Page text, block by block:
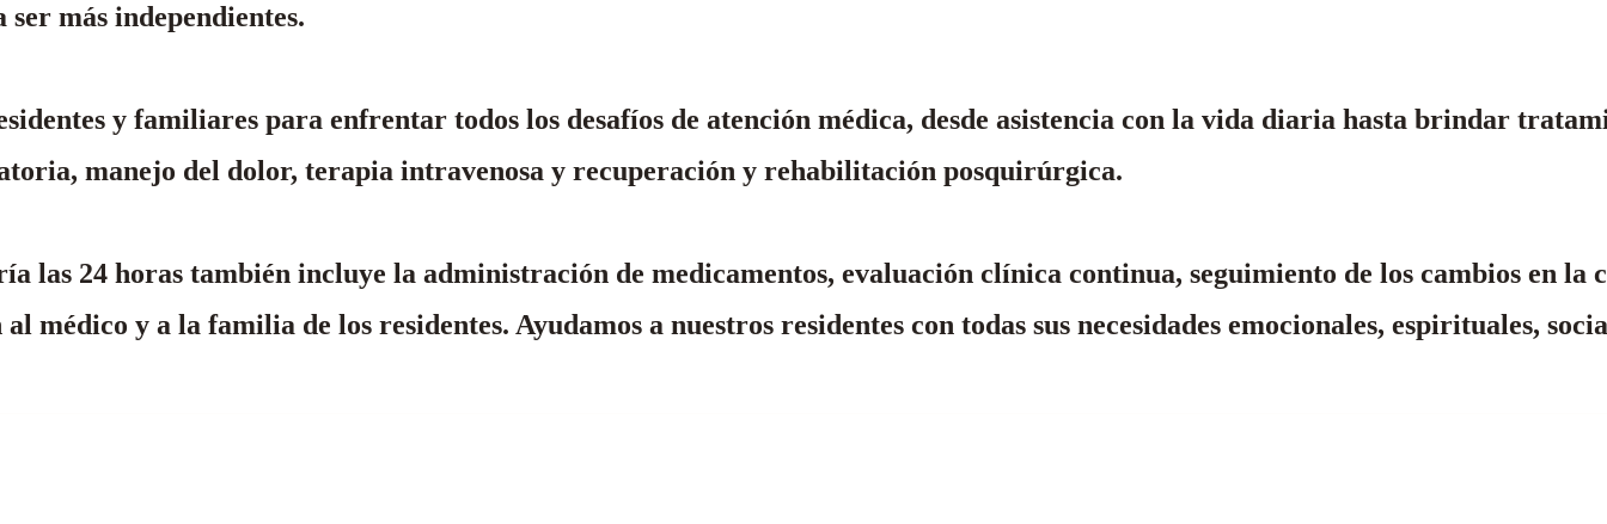
más independientes.
y familiares para enfrentar todos los desafíos de atención médica, desde asistencia con la vida diaria hasta brindar
manejo del dolor, terapia intravenosa y recuperación y rehabilitación posquirúrgica.
las 24 horas también incluye la administración de medicamentos, evaluación clínica continua, seguimiento de los cambios en la
médico y a la familia de los residentes. Ayudamos a nuestros residentes con todas sus necesidades emocionales, espirituales,